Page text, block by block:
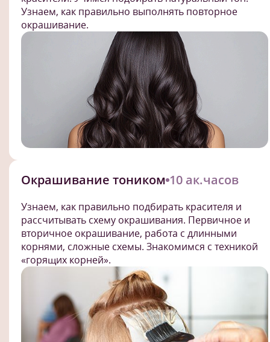
Узнаем, как правильно выполнять повторное
окрашивание.
Окрашивание тоником 10 ак.часов
Узнаем, как правильно подбирать красителя и
рассчитывать схему окрашивания. Первичное и
вторичное окрашивание, работа с длинными
корнями, сложные схемы. Знакомимся с техникой
«горящих корней».